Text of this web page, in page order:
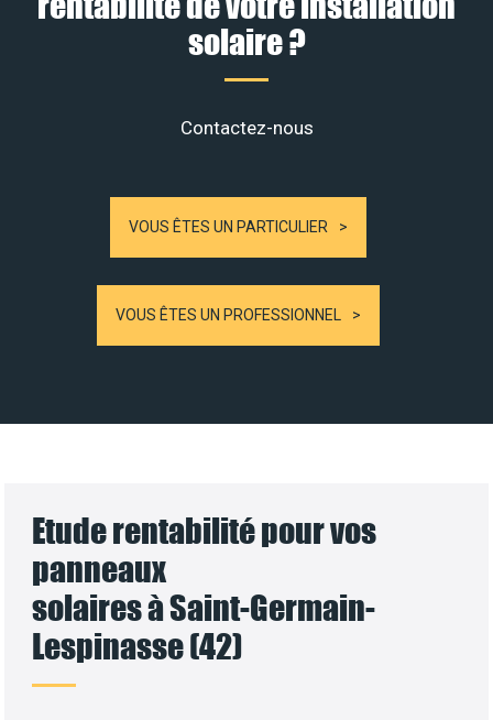
solaire ?
Contactez-nous
VOUS ÊTES UN PARTICULIER
VOUS ÊTES UN PROFESSIONNEL
Etude rentabilité pour vos
panneaux
solaires à Saint-Germain-
Lespinasse (42)